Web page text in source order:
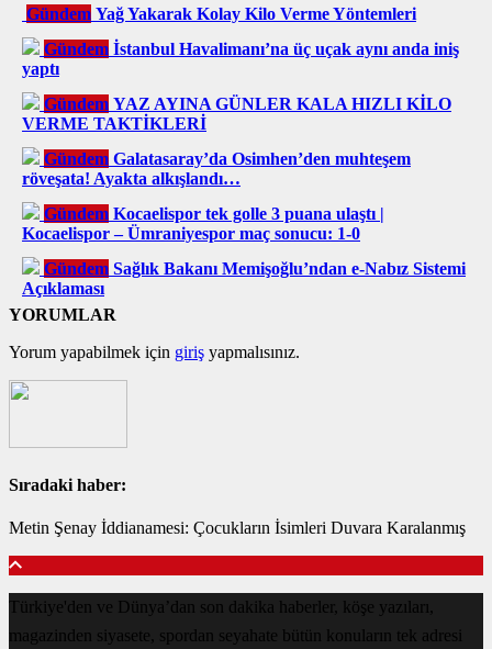
Gündem Yağ Yakarak Kolay Kilo Verme Yöntemleri
Gündem İstanbul Havalimanı’na üç uçak aynı anda iniş
yaptı
Gündem YAZ AYINA GÜNLER KALA HIZLI KİLO
VERME TAKTİKLERİ
Gündem Galatasaray’da Osimhen’den muhteşem
röveşata! Ayakta alkışlandı…
Gündem Kocaelispor tek golle 3 puana ulaştı |
Kocaelispor – Ümraniyespor maç sonucu: 1-0
Gündem Sağlık Bakanı Memişoğlu’ndan e-Nabız Sistemi
Açıklaması
YORUMLAR
Yorum yapabilmek için giriş yapmalısınız.
Sıradaki haber:
Metin Şenay İddianamesi: Çocukların İsimleri Duvara Karalanmış
Türkiye'den ve Dünya’dan son dakika haberler, köşe yazıları,
magazinden siyasete, spordan seyahate bütün konuların tek adresi